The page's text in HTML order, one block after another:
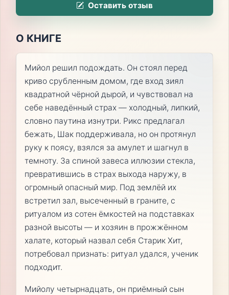
Оставить отзыв
О КНИГЕ
Мийол решил подождать. Он стоял перед
криво срубленным домом, где вход зиял
квадратной чёрной дырой, и чувствовал на
себе наведённый страх — холодный, липкий,
словно паутина изнутри. Рикс предлагал
бежать, Шак поддерживала, но он протянул
руку к поясу, взялся за амулет и шагнул в
темноту. За спиной завеса иллюзии стекла,
превратившись в страх выхода наружу, в
огромный опасный мир. Под землёй их
встретил зал, высеченный в граните, с
ритуалом из сотен ёмкостей на подставках
разной высоты — и хозяин в прожжённом
халате, который назвал себя Старик Хит,
потребовал признать: ритуал удался, ученик
подходит.
Мийолу четырнадцать, он приёмный сын